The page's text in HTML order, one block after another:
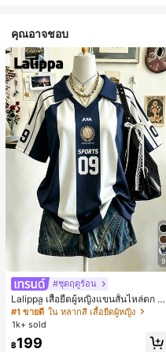
คุณอาจชอบ
9
#ชุดฤดูร้อน
Lalippa เสื้อยืดผู้หญิงแขนสั้นไหล่ตก ค
อวีปกเสื้อ ลายพิมพ์ดิจิทัลลายทาง สไตล์
สปอร์ตแฟชั่นมินิมอล ของขวัญสำหรับเ
พื่อน
#1 ขายดี ใน หลากสี เสื้อยืดผู้หญิง
1k+ sold
฿199